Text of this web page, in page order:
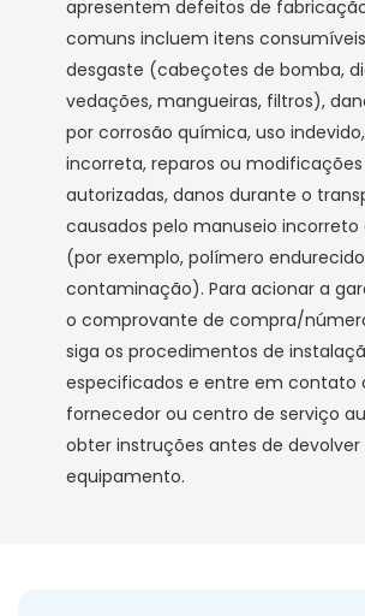
apresentem defeitos de
comuns incluem itens
desgaste (cabeçotes de bomba,
vedações, mangueiras, filtros),
por corrosão química, uso
incorreta, reparos ou
autorizadas, danos durante o
causados ​​pelo manuseio
(por exemplo, polímero
contaminação). Para acionar a
o comprovante de compra/
siga os procedimentos de
especificados e entre em contato
fornecedor ou centro de serviço
obter instruções antes de devolver
equipamento.